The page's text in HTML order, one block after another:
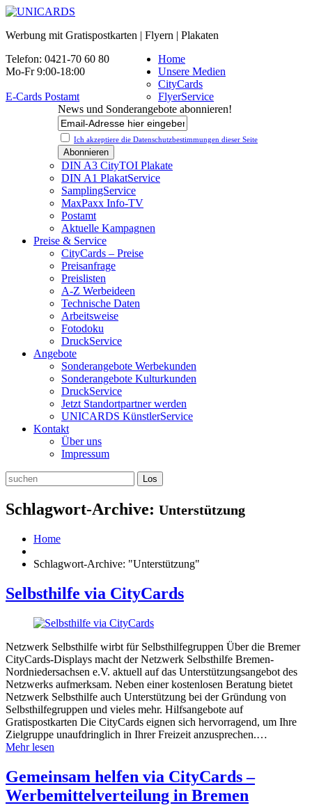
Werbung mit Gratispostkarten | Flyern | Plakaten
Telefon: 0421-70 60 80
Mo-Fr 9:00-18:00
E-Cards Postamt
News und Sonderangebote abonnieren!
Ich akzeptiere die Datenschutz­bestimmungen dieser Seite
Home
Unsere Medien
CityCards
FlyerService
DIN A3 CityTOI Plakate
DIN A1 PlakatService
SamplingService
MaxPaxx Info-TV
Postamt
Aktuelle Kampagnen
Preise & Service
CityCards – Preise
Preisanfrage
Preislisten
A-Z Werbeideen
Technische Daten
Arbeitsweise
Fotodoku
DruckService
Angebote
Sonderangebote Werbekunden
Sonderangebote Kulturkunden
DruckService
Jetzt Standortpartner werden
UNICARDS KünstlerService
Kontakt
Über uns
Impressum
Schlagwort-Archive: Unterstützung
Home
Schlagwort-Archive: "Unterstützung"
Selbsthilfe via CityCards
Netzwerk Selbsthilfe wirbt für Selbsthilfegruppen Über die Bremer
CityCards-Displays macht der Netzwerk Selbsthilfe Bremen-
Nordniedersachsen e.V. aktuell auf das Unterstützungsangebot des
Netzwerks aufmerksam. Neben einer kostenlosen Beratung bietet
Netzwerk Selbsthilfe auch Unterstützung bei der Gründung von
Selbsthilfegruppen und vieles mehr. Hilfsangebote auf
Gratispostkarten Die CityCards eignen sich hervorragend, um Ihre
Zielgruppe unaufdringlich in Ihrer Freizeit anzusprechen.…
Mehr lesen
Gemeinsam helfen via CityCards –
Werbemittelverteilung in Bremen